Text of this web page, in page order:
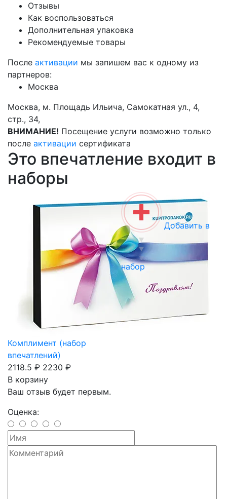
Отзывы
Как воспользоваться
Дополнительная упаковка
Рекомендуемые товары
После активации мы запишем вас к одному из
партнеров:
Москва
Москва, м. Площадь Ильича, Самокатная ул., 4,
стр., 34,
ВНИМАНИЕ! Посещение услуги возможно только
после активации сертификата
Это впечатление входит в
наборы
Комплимент (набор
впечатлений)
2118.5 ₽ 2230 ₽
В корзину
Добавить в
набор
Ваш отзыв будет первым.
Оценка: